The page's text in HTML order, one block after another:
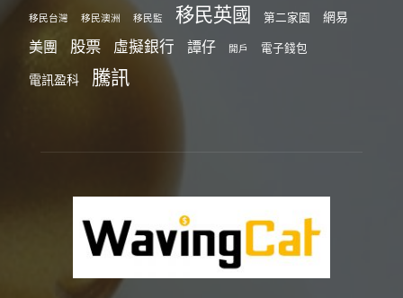
移民台灣 移民澳洲 移民監 移民英國 第二家園 網易
美團 股票 虛擬銀行 譚仔 開戶 電子錢包
電訊盈科 騰訊